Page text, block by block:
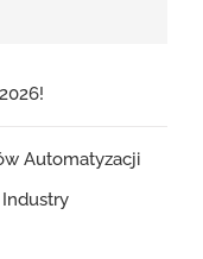
Automatyzacji
Industry